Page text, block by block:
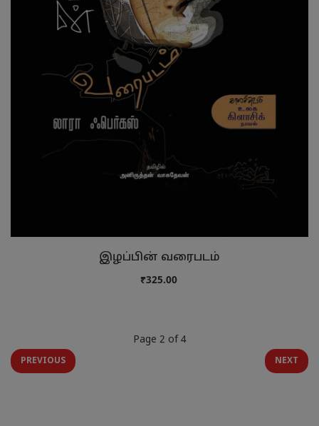
இழப்பின் வரைபடம்
₹325.00
Page 2 of 4
PREVIOUS NEXT